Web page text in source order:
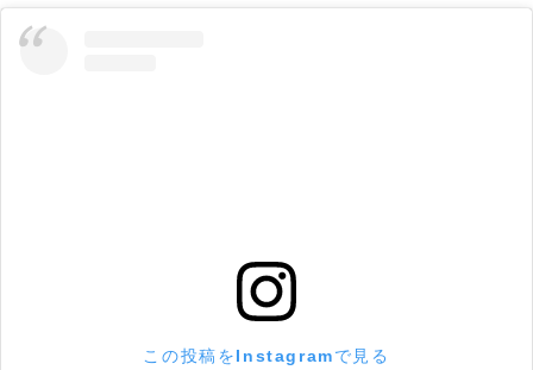
この投稿をInstagramで見る